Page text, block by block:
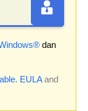
dan
EULAand